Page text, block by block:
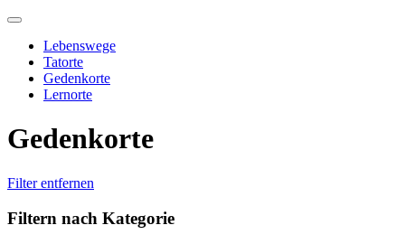
Skip
contentLebenswege
Tatorte
Gedenkorte
Lernorte
Gedenkorte
Filter entfernen
Filtern nach Kategorie